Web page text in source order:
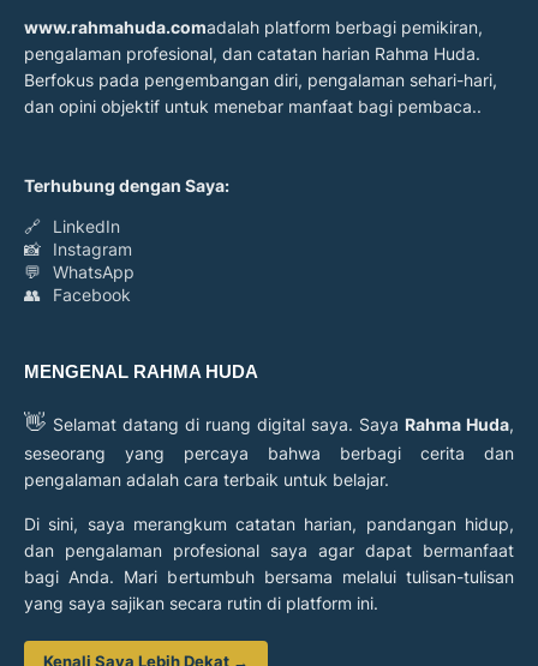
www.rahmahuda.comadalah platform berbagi pemikiran,
pengalaman profesional, dan catatan harian Rahma Huda.
Berfokus pada pengembangan diri, pengalaman sehari-hari,
dan opini objektif untuk menebar manfaat bagi pembaca..
Terhubung dengan Saya:
🔗
LinkedIn
📸
Instagram
💬
WhatsApp
👥
Facebook
MENGENAL RAHMA HUDA
👋 Selamat datang di ruang digital saya. Saya Rahma Huda,
seseorang yang percaya bahwa berbagi cerita dan
pengalaman adalah cara terbaik untuk belajar.
Di sini, saya merangkum catatan harian, pandangan hidup,
dan pengalaman profesional saya agar dapat bermanfaat
bagi Anda. Mari bertumbuh bersama melalui tulisan-tulisan
yang saya sajikan secara rutin di platform ini.
Kenali Saya Lebih Dekat →